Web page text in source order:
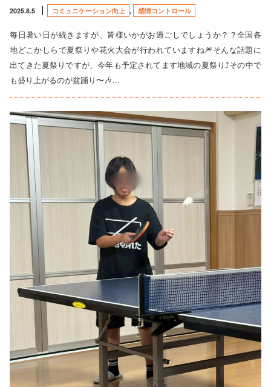
2025.8.5 コミュニケーション向上 , 感情コントロール
毎日暑い日が続きますが、皆様いかがお過ごしでしょうか？？全国各
地どこかしらで夏祭りや花火大会が行われていますね🎆そんな話題に
出てきた夏祭りですが、今年も予定されてます地域の夏祭り⤴️その中で
も盛り上がるのが盆踊り〜🎶…